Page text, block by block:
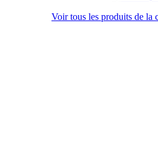
Voir tous les produits de la